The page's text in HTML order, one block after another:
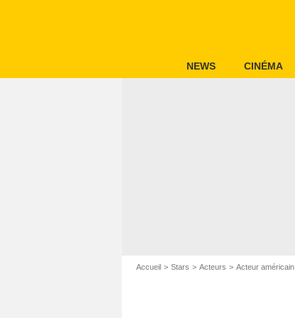
NEWS CINÉMA
Accueil Stars Acteurs Acteur américain